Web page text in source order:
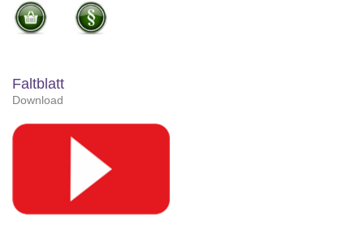
Faltblatt
Download